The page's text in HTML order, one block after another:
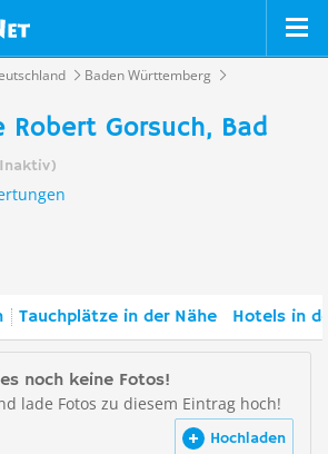
Baden Württemberg
Robert Gorsuch, Bad
Tauchplätze in der Nähe Hotels in
noch keine Fotos!
lade Fotos zu diesem Eintrag hoch!
Hochladen